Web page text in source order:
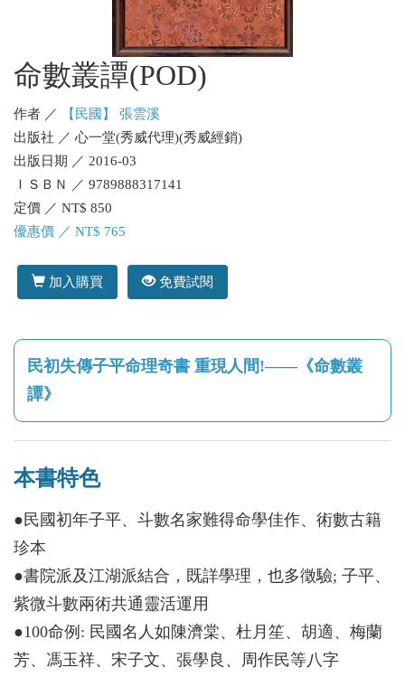
命數叢譚(POD)
作者 ／
【民國】 張雲溪
出版社 ／ 心一堂(秀威代理)(秀威經銷)
出版日期 ／ 2016-03
ＩＳＢＮ ／ 9789888317141
定價 ／ NT$ 850
優惠價 ／ NT$ 765
加入購買 免費試閱
民初失傳子平命理奇書 重現人間!——《命數叢
譚》
本書特色
●民國初年子平、斗數名家難得命學佳作、術數古籍
珍本
●書院派及江湖派結合，既詳學理，也多徵驗; 子平、
紫微斗數兩術共通靈活運用
●100命例: 民國名人如陳濟棠、杜月笙、胡適、梅蘭
芳、馮玉祥、宋子文、張學良、周作民等八字